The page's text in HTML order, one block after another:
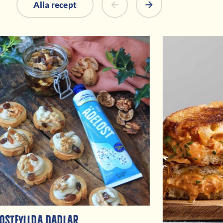
Alla recept